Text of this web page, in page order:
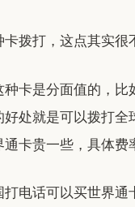
卡拨打，这点其实
种卡是分面值的，
处就是可以拨打全
卡贵一些，具体费
电话可以买世界